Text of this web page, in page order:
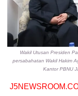
Wakil Utusan Presiden
persabahatan Wakil Hakim
Kantor PBNU